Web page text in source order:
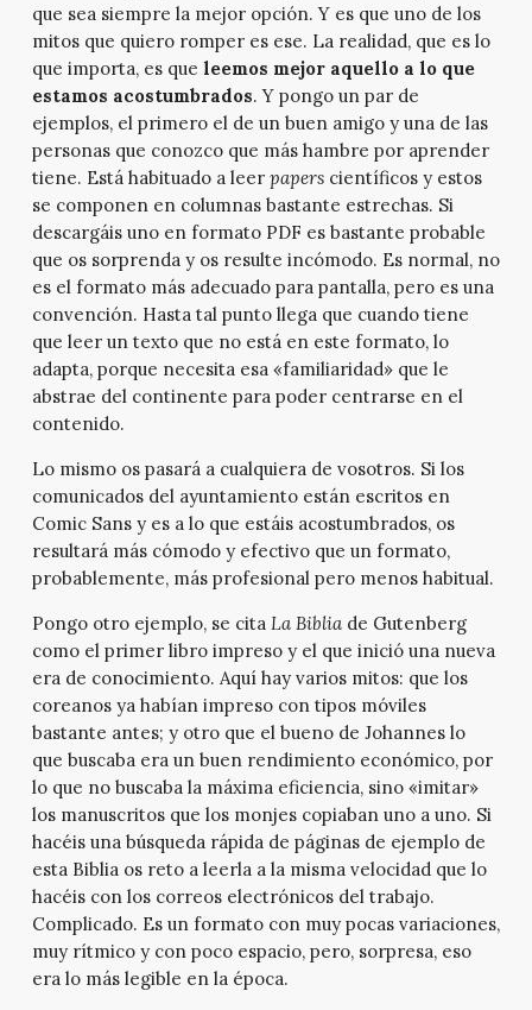
que sea siempre la mejor opción. Y es que uno de los
mitos que quiero romper es ese. La realidad, que es lo
que importa, es que leemos mejor aquello a lo que
estamos acostumbrados. Y pongo un par de
ejemplos, el primero el de un buen amigo y una de las
personas que conozco que más hambre por aprender
tiene. Está habituado a leer paperscientíficos y estos
se componen en columnas bastante estrechas. Si
descargáis uno en formato PDF es bastante probable
que os sorprenda y os resulte incómodo. Es normal, no
es el formato más adecuado para pantalla, pero es una
convención. Hasta tal punto llega que cuando tiene
que leer un texto que no está en este formato, lo
adapta, porque necesita esa «familiaridad» que le
abstrae del continente para poder centrarse en el
contenido.
Lo mismo os pasará a cualquiera de vosotros. Si los
comunicados del ayuntamiento están escritos en
Comic Sans y es a lo que estáis acostumbrados, os
resultará más cómodo y efectivo que un formato,
probablemente, más profesional pero menos habitual.
Pongo otro ejemplo, se cita La Bibliade Gutenberg
como el primer libro impreso y el que inició una nueva
era de conocimiento. Aquí hay varios mitos: que los
coreanos ya habían impreso con tipos móviles
bastante antes; y otro que el bueno de Johannes lo
que buscaba era un buen rendimiento económico, por
lo que no buscaba la máxima eficiencia, sino «imitar»
los manuscritos que los monjes copiaban uno a uno. Si
hacéis una búsqueda rápida de páginas de ejemplo de
esta Biblia os reto a leerla a la misma velocidad que lo
hacéis con los correos electrónicos del trabajo.
Complicado. Es un formato con muy pocas variaciones,
muy rítmico y con poco espacio, pero, sorpresa, eso
era lo más legible en la época.